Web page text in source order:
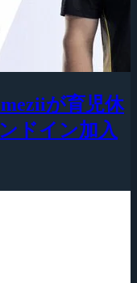
が育児休
ドイン加入